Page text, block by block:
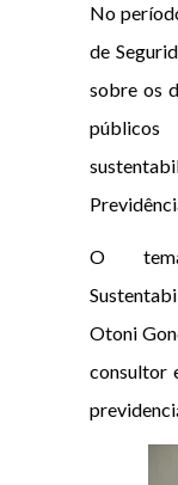
No
de
sobre os
O
Otoni
consultor